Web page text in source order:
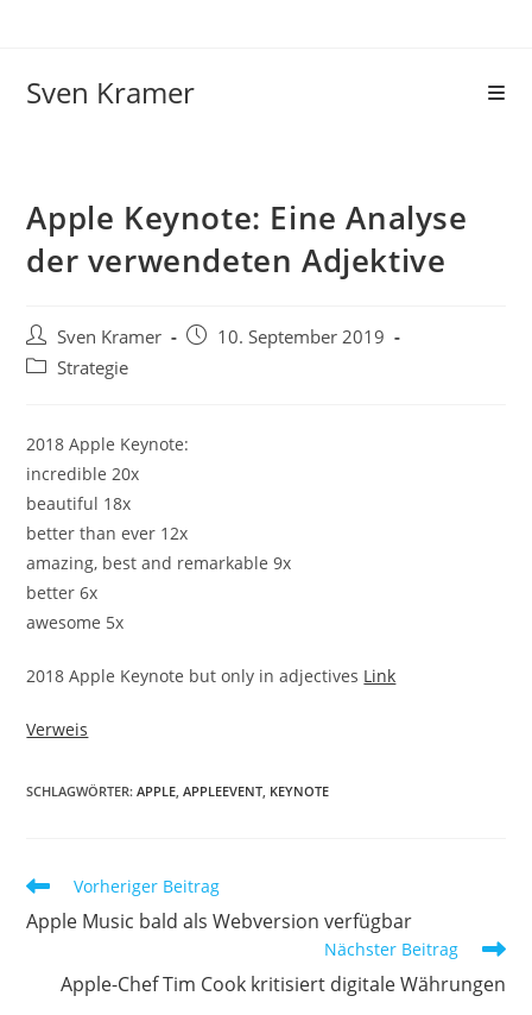
Sven Kramer
Apple Keynote: Eine Analyse
der verwendeten Adjektive
Sven Kramer
10. September 2019
Strategie
2018 Apple Keynote:
incredible 20x
beautiful 18x
better than ever 12x
amazing, best and remarkable 9x
better 6x
awesome 5x
2018 Apple Keynote but only in adjectives Link
Verweis
SCHLAGWÖRTER:APPLE, APPLEEVENT, KEYNOTE
Vorheriger Beitrag
Apple Music bald als Webversion verfügbar
Nächster Beitrag
Apple-Chef Tim Cook kritisiert digitale Währungen